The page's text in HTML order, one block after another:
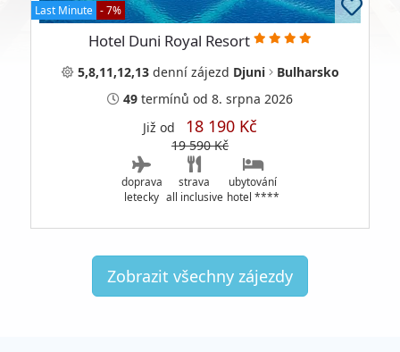
Last Minute - 7%
Hotel Duni Royal Resort
5,8,11,12,13dennízájezd Djuni
Bulharsko
49 termínů od 8. srpna 2026
Již od 18 190 Kč
19 590 Kč
doprava
letecky
strava
all inclusive
ubytování
hotel ****
Zobrazit všechny zájezdy